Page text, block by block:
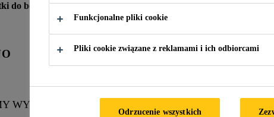
do betonu Domki na wodzie, Mielno
WYPOCZYNKOWE OFEROWANE PRZEZ HT
Funkcjonalne pliki cookie
Pliki cookie związane z reklamami i ich odbiorcami
Odrzucenie wszystkich